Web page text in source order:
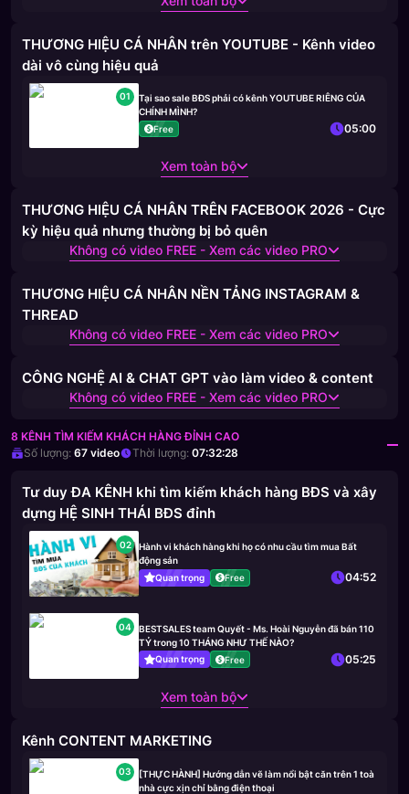
THƯƠNG HIỆU CÁ NHÂN trên YOUTUBE - Kênh video
dài vô cùng hiệu quả
01
Tại sao sale BĐS phải có kênh YOUTUBE RIÊNG CỦA
CHÍNH MÌNH?
Free
05:00
Xem toàn bộ
THƯƠNG HIỆU CÁ NHÂN TRÊN FACEBOOK 2026 - Cực
kỳ hiệu quả nhưng thường bị bỏ quên
Không có video FREE - Xem các video PRO
THƯƠNG HIỆU CÁ NHÂN NỀN TẢNG INSTAGRAM &
THREAD
Không có video FREE - Xem các video PRO
CÔNG NGHỆ AI & CHAT GPT vào làm video & content
Không có video FREE - Xem các video PRO
8 KÊNH TÌM KIẾM KHÁCH HÀNG ĐỈNH CAO
Số lượng: 67 video Thời lượng: 07:32:28
Tư duy ĐA KÊNH khi tìm kiếm khách hàng BĐS và xây
dựng HỆ SINH THÁI BĐS đỉnh
02
Hành vi khách hàng khi họ có nhu cầu tìm mua Bất
động sản
Quan trọng
Free 04:52
04
BESTSALES team Quyết - Ms. Hoài Nguyễn đã bán 110
TỶ trong 10 THÁNG NHƯ THẾ NÀO?
Quan trọng
Free 05:25
Xem toàn bộ
Kênh CONTENT MARKETING
03
[THỰC HÀNH] Hướng dẫn vẽ làm nổi bật căn trên 1 toà
nhà cực xịn chỉ bằng điện thoại